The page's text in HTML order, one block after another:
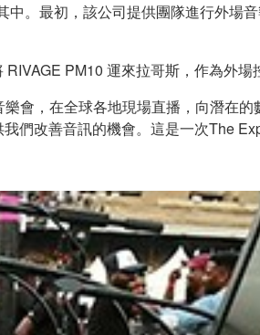
。最初，該公司提供團隊進行外場
PM10 運來拉哥斯，作為外場
會，在全球各地現場直播，向潛在的
們改善音訊的機會。這是一次The